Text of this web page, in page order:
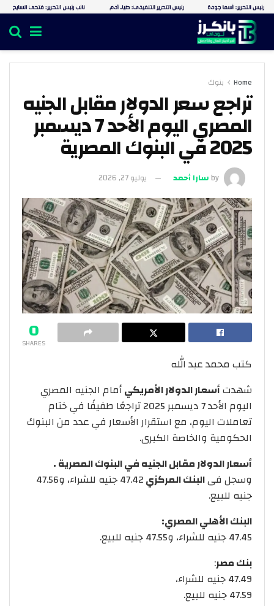
Home بنوك
تراجع سعر الدولار مقابل الجنيه
المصري اليوم الأحد 7 ديسمبر
2025 في البنوك المصرية
byسارا أحمد يوليو 27, 2026
0
SHARES
كتب محمد عبد الله
شهدتأسعار الدولار الأمريكيأمام الجنيه المصري
اليوم الأحد 7 ديسمبر 2025 تراجعًا طفيفًا في ختام
تعاملات اليوم، مع استقرار الأسعار في عدد من البنوك
الحكومية والخاصة الكبرى.
أسعار الدولار مقابل الجنيه في البنوك المصرية .
وسجل فىالبنك المركزي
47.42 جنيه للشراء، و47.56
جنيه للبيع.
البنك الأهلي المصري:
47.45 جنيه للشراء، و47.55 جنيه للبيع.
بنك مصر:
47.49 جنيه للشراء،
47.59 جنيه للبيع.